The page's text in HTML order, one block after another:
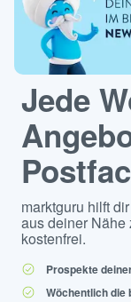
Jede
marktguru hilft
aus deiner Nähe
kostenfrei.
Prospekte
Wöchentlich die